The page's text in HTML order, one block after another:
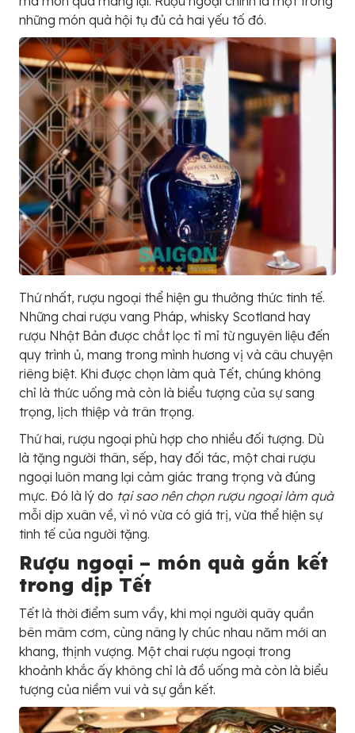
những món quà hội tụ đủ cả hai yếu tố đó.
Thứ nhất, rượu ngoại thể hiện gu thưởng thức tinh tế.
Những chai rượu vang Pháp, whisky Scotland hay
rượu Nhật Bản được chắt lọc tỉ mỉ từ nguyên liệu đến
quy trình ủ, mang trong mình hương vị và câu chuyện
riêng biệt. Khi được chọn làm quà Tết, chúng không
chỉ là thức uống mà còn là biểu tượng của sự sang
trọng, lịch thiệp và trân trọng.
Thứ hai, rượu ngoại phù hợp cho nhiều đối tượng. Dù
là tặng người thân, sếp, hay đối tác, một chai rượu
ngoại luôn mang lại cảm giác trang trọng và đúng
mực. Đó là lý do tại sao nên chọn rượu ngoại làm quà
mỗi dịp xuân về, vì nó vừa có giá trị, vừa thể hiện sự
tinh tế của người tặng.
Rượu ngoại – món quà gắn kết
trong dịp Tết
Tết là thời điểm sum vầy, khi mọi người quây quần
bên mâm cơm, cùng nâng ly chúc nhau năm mới an
khang, thịnh vượng. Một chai rượu ngoại trong
khoảnh khắc ấy không chỉ là đồ uống mà còn là biểu
tượng của niềm vui và sự gắn kết.